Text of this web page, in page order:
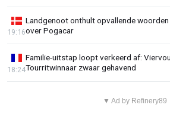
Landgenoot onthult opvallende
over Pogacar
19:16
Familie-uitstap loopt verkeerd af:
Tourritwinnaar zwaar gehavend
18:24
▼ Ad by Refinery89